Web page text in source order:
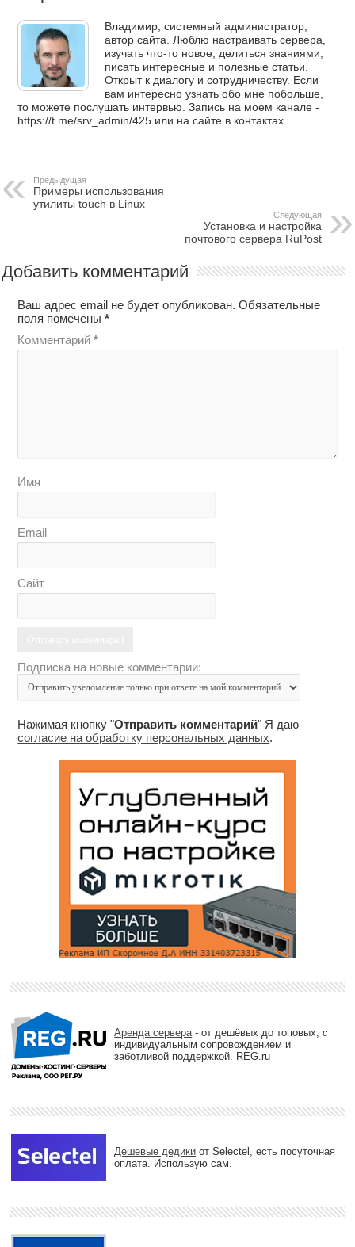
Владимир, системный администратор,
автор сайта. Люблю настраивать сервера,
изучать что-то новое, делиться знаниями,
писать интересные и полезные статьи.
Открыт к диалогу и сотрудничеству. Если
вам интересно узнать обо мне побольше,
то можете послушать интервью. Запись на моем канале -
https://t.me/srv_admin/425 или на сайте в контактах.
Предыдущая
Примеры использования
утилиты touch в Linux
Следующая
Установка и настройка
почтового сервера RuPost
Добавить комментарий
Ваш адрес email не будет опубликован. Обязательные
поля помечены*
Комментарий*
Имя
Email
Сайт
Подписка на новые комментарии:
Нажимая кнопку "Отправить комментарий" Я даю
согласие на обработку персональных данных.
Аренда сервера - от дешёвых до топовых, с
индивидуальным сопровождением и
заботливой поддержкой. REG.ru
Дешевые дедики от Selectel, есть посуточная
оплата. Использую сам.